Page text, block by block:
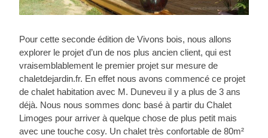
Pour cette seconde édition de Vivons bois, nous allons
explorer le projet d’un de nos plus ancien client, qui est
vraisemblablement le premier projet sur mesure de
chaletdejardin.fr. En effet nous avons commencé ce projet
de chalet habitation avec M. Duneveu il y a plus de 3 ans
déjà. Nous nous sommes donc basé à partir du Chalet
Limoges pour arriver à quelque chose de plus petit mais
avec une touche cosy. Un chalet très confortable de 80m²